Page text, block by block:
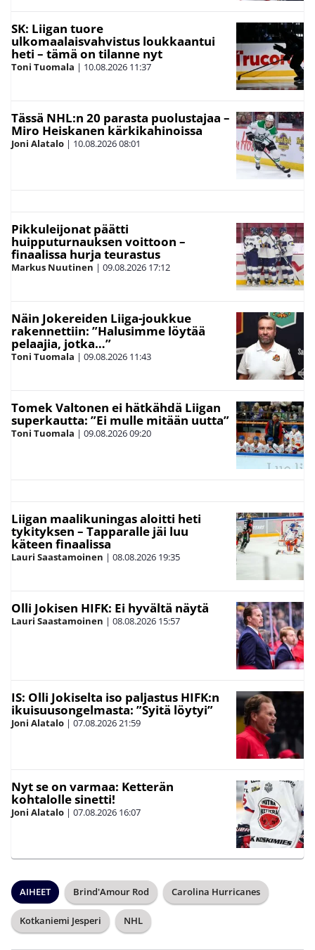
SK: Liigan tuore
ulkomaalaisvahvistus loukkaantui
heti – tämä on tilanne nyt
Toni Tuomala | 10.08.2026 11:37
Tässä NHL:n 20 parasta puolustajaa –
Miro Heiskanen kärkikahinoissa
Joni Alatalo | 10.08.202608:01
Pikkuleijonat päätti
huipputurnauksen voittoon –
finaalissa hurja teurastus
Markus Nuutinen | 09.08.2026 17:12
Näin Jokereiden Liiga-joukkue
rakennettiin: ”Halusimme löytää
pelaajia, jotka…”
Toni Tuomala | 09.08.2026 11:43
Tomek Valtonen ei hätkähdä Liigan
superkautta: ”Ei mulle mitään uutta”
Toni Tuomala | 09.08.202609:20
Liigan maalikuningas aloitti heti
tykityksen – Tapparalle jäi luu
käteen finaalissa
Lauri Saastamoinen | 08.08.2026 19:35
Olli Jokisen HIFK: Ei hyvältä näytä
Lauri Saastamoinen | 08.08.2026 15:57
IS: Olli Jokiselta iso paljastus HIFK:n
ikuisuusongelmasta: ”Syitä löytyi”
Joni Alatalo | 07.08.202621:59
Nyt se on varmaa: Ketterän
kohtalolle sinetti!
Joni Alatalo | 07.08.2026 16:07
AIHEET Brind'Amour Rod Carolina Hurricanes
Kotkaniemi Jesperi NHL